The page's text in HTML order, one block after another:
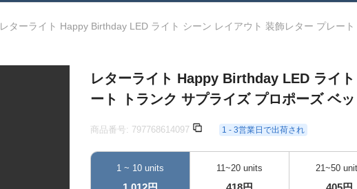
レターライト Happy Birthday LED ライト シーン レイアウト 装飾レター プレー
レターライト Happy Birthday LED ライ
ート トランク サプライズ プロポーズ ベ
商品番号: 797768614097 1 - 3営業日で出荷され
1 ~ 10 units 11~20 units 21~50